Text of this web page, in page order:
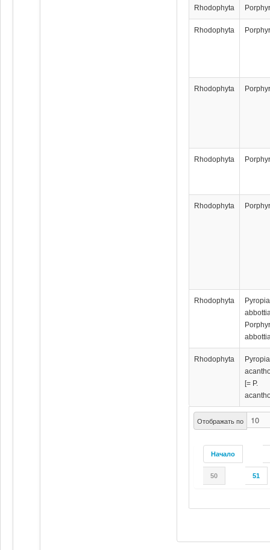
Отображать по
Начало
50 51
Rhodophyta
Rhodophyta
Rhodophyta
Rhodophyta
Rhodophyta
Rhodophyta
Pyropia
Rhodophyta
Pyropia
[= P.